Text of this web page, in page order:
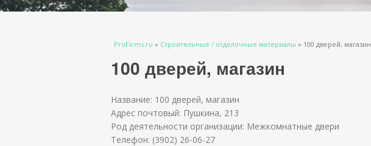
Вы здесь
ProFirms.ru » Строительные / отделочные материалы » 100 дверей, магазин
100 дверей, магазин
Название: 100 дверей, магазин
Адрес почтовый: Пушкина, 213
Род деятельности организации: Межкомнатные двери
Телефон: (3902) 26-06-27